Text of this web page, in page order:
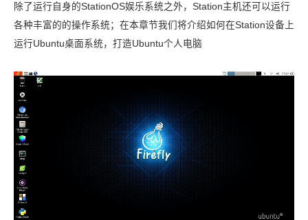
除了运行自身的StationOS娱乐系统之外，Station主机还可以运行
各种丰富的的操作系统；在本章节我们将介绍如何在Station设备上
运行Ubuntu桌面系统，打造Ubuntu个人电脑